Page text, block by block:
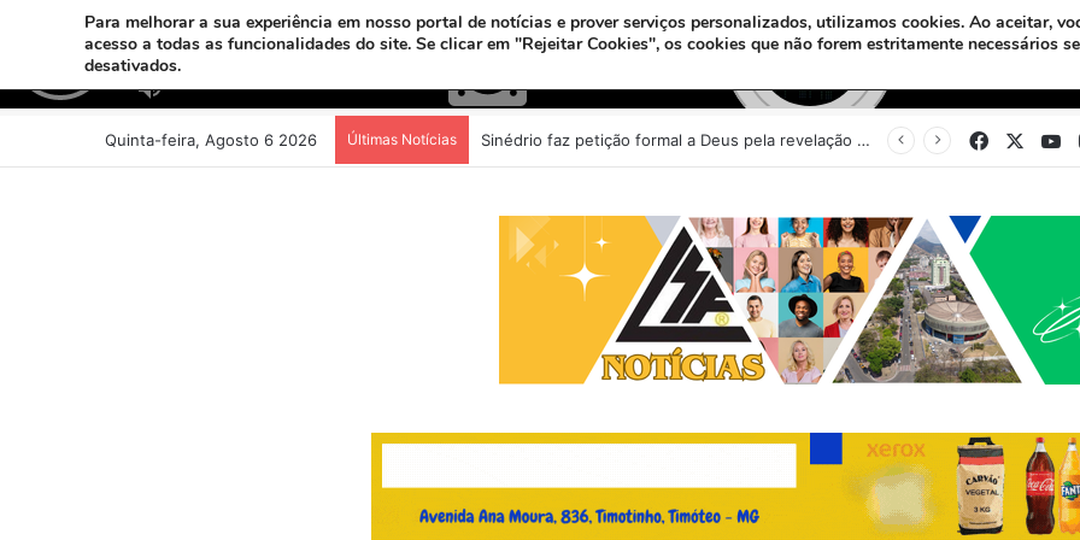
Quinta-feira, Agosto 6 2026 Últimas Notícias Sinédrio faz petição formal a Deus pela revelação do Messias e construção do 3º Templo Facebook
Para melhorar a sua experiência em nosso portal de notícias e prover serviços personalizados, utilizamos cookies. Ao aceitar,
acesso a todas as funcionalidades do site. Se clicar em "Rejeitar Cookies", os cookies que não forem estritamente necessários
desativados.